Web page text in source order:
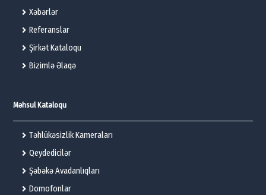
Xəbərlər
Referanslar
Şirkət Kataloqu
Bizimlə Əlaqə
Məhsul Kataloqu
Təhlükəsizlik Kameraları
Qeydedicilər
Şəbəkə Avadanlıqları
Domofonlar